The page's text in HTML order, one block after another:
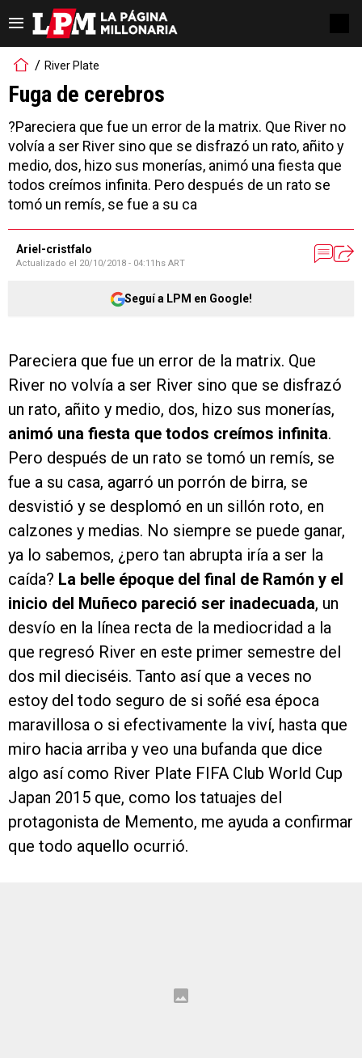
River Plate
Fuga de cerebros
?Pareciera que fue un error de la matrix. Que River no
volvía a ser River sino que se disfrazó un rato, añito y
medio, dos, hizo sus monerías, animó una fiesta que
todos creímos infinita. Pero después de un rato se
tomó un remís, se fue a su ca
Ariel-cristfalo
Actualizado el 20/10/2018 - 04:11hs ART
Seguí a LPM en Google!
Pareciera que fue un error de la matrix. Que
River no volvía a ser River sino que se disfrazó
un rato, añito y medio, dos, hizo sus monerías,
animó una fiesta que todos creímos infinita.
Pero después de un rato se tomó un remís, se
fue a su casa, agarró un porrón de birra, se
desvistió y se desplomó en un sillón roto, en
calzones y medias. No siempre se puede ganar,
ya lo sabemos, ¿pero tan abrupta iría a ser la
caída? La belle époque del final de Ramón y el
inicio del Muñeco pareció ser inadecuada, un
desvío en la línea recta de la mediocridad a la
que regresó River en este primer semestre del
dos mil dieciséis. Tanto así que a veces no
estoy del todo seguro de si soñé esa época
maravillosa o si efectivamente la viví, hasta que
miro hacia arriba y veo una bufanda que dice
algo así como River Plate FIFA Club World Cup
Japan 2015 que, como los tatuajes del
protagonista de Memento, me ayuda a confirmar
que todo aquello ocurrió.